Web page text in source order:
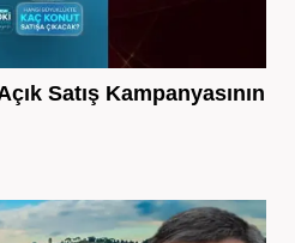
Satış Kampanyasının